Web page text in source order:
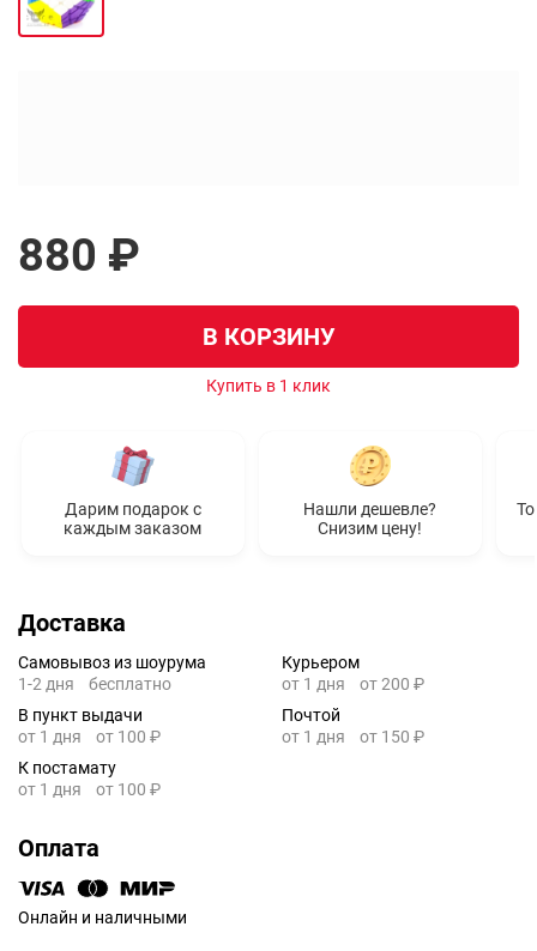
880 ₽
В КОРЗИНУ
Купить в 1 клик
Дарим подарок с
каждым заказом
Нашли дешевле?
Снизим цену!
Доставка
Самовывоз из шоурума
1-2 дня
бесплатно
Курьером
от 1 дня
от 200 ₽
В пункт выдачи
от 1 дня
от 100 ₽
Почтой
от 1 дня
от 150 ₽
К постамату
от 1 дня
от 100 ₽
Оплата
Онлайн и наличными